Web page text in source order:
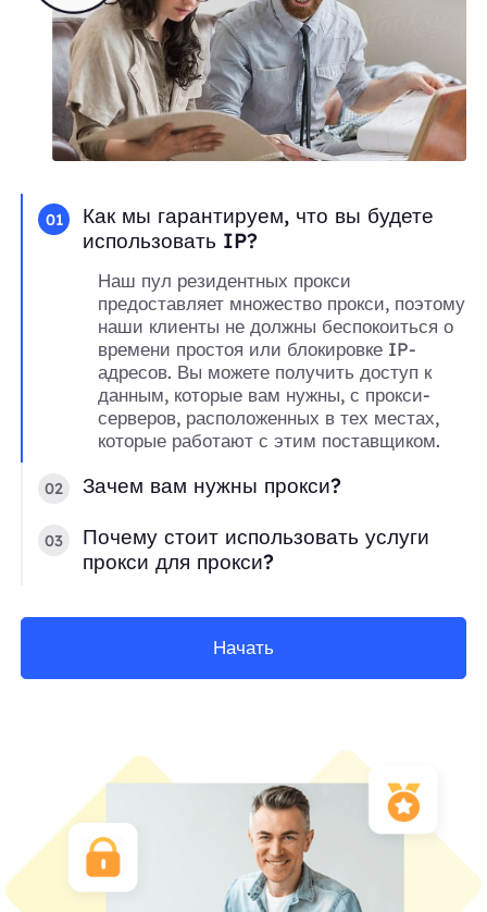
01
Как мы гарантируем, что вы будете
использовать IP?
Наш пул резидентных прокси
предоставляет множество прокси, поэтому
наши клиенты не должны беспокоиться о
времени простоя или блокировке IP-
адресов. Вы можете получить доступ к
данным, которые вам нужны, с прокси-
серверов, расположенных в тех местах,
которые работают с этим поставщиком.
02 Зачем вам нужны прокси?
03
Почему стоит использовать услуги
прокси для прокси?
Начать